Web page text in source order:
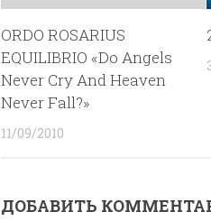
ORDO ROSARIUS
EQUILIBRIO «Do Angels
Never Cry And Heaven
Never Fall?»
11/09/2010
ДОБАВИТЬ